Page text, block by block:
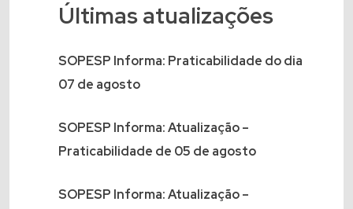
Últimas atualizações
SOPESP Informa: Praticabilidade do dia
07 de agosto
SOPESP Informa: Atualização –
Praticabilidade de 05 de agosto
SOPESP Informa: Atualização –